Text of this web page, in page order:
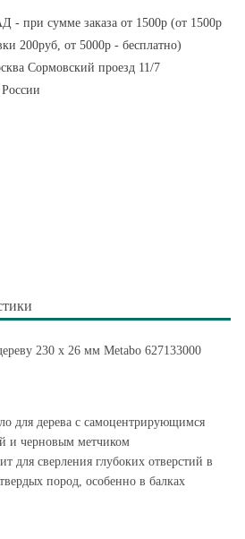
- при сумме заказа от 1500р (от 1500р
200руб, от 5000р - бесплатно)
Сормовский проезд 11/7
230 х 26 мм Metabo 627133000
для дерева с самоцентрирующимся
и черновым метчиком
для сверления глубоких отверстий в
пород, особенно в балках